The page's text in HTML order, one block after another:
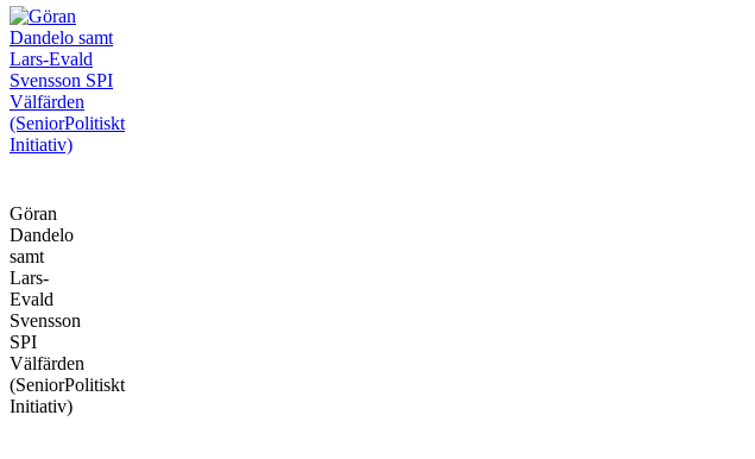
Göran
Dandelo
samt
Lars-
Evald
Svensson
SPI
Välfärden
(SeniorPolitiskt
Initiativ)